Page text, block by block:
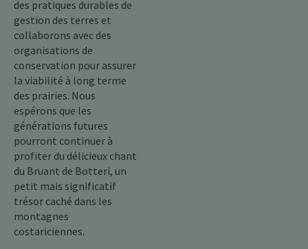
des pratiques durables de
gestion des terres et
collaborons avec des
organisations de
conservation pour assurer
la viabilité à long terme
des prairies. Nous
espérons que les
générations futures
pourront continuer à
profiter du délicieux chant
du Bruant de Botteri, un
petit mais significatif
trésor caché dans les
montagnes
costariciennes.